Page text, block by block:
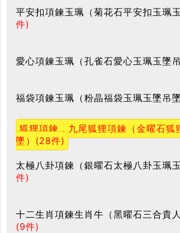
平安扣項鍊玉珮（菊花石平安扣玉珮玉
件)
愛心項鍊玉珮（孔雀石愛心玉珮玉墜吊
福袋項鍊玉珮（粉晶福袋玉珮玉墜吊墜
狐狸項鍊，九尾狐狸項鍊（金曜石狐
墜） (28件)
太極八卦項鍊（銀曜石太極八卦玉珮玉
件)
十二生肖項鍊生肖牛（黑曜石三合貴
(9件)